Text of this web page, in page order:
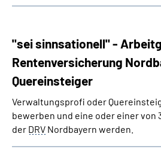
"sei sinnsationell" -
Rentenversicherung
Quereinsteiger
Verwaltungsprofi oder
bewerben und eine oder einer von
der DRV Nordbayern werden.